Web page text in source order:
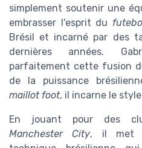
simplement soutenir une
embrasser l'esprit du
Brésil et incarné par des
dernières années.
parfaitement cette fusion
de la puissance
maillot foot, il incarne le
En jouant pour des
Manchester City, il met